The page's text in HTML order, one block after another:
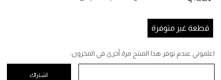
قطعة غير متوفرة
اعلموني عندم توفر هذا المنتج مرة أخرى في المخزون:
اشتراك